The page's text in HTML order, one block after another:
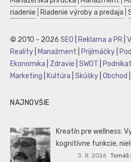
riadenie
Riadenie výroby a predaja
© 2010 - 2026 SEO Reklama a PR
Reality
Manažment Prijímáčky
Ekonomika
Zdravie SWOT
Marketing
Kultúra Skúšky Obchod
NAJNOVŠIE
Kreatín pre wellness:
kognitívne funkcie,
3. 8. 2026 Tomáš